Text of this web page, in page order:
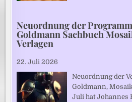
Neuordnung der
Goldmann Sachbuch
Verlagen
22. Juli 2026
Neuordnung der
Goldmann,
Juli hat Johannes